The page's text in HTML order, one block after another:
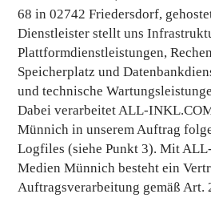
68 in 02742 Friedersdorf,
Dienstleister stellt uns
Plattformdienstleistungen,
Speicherplatz und
und technische
Dabei verarbeitet ALL-
Münnich in unserem Auftrag
Logfiles (siehe Punkt 3). Mit
Medien Münnich besteht ein
Auftragsverarbeitung gemäß Art.